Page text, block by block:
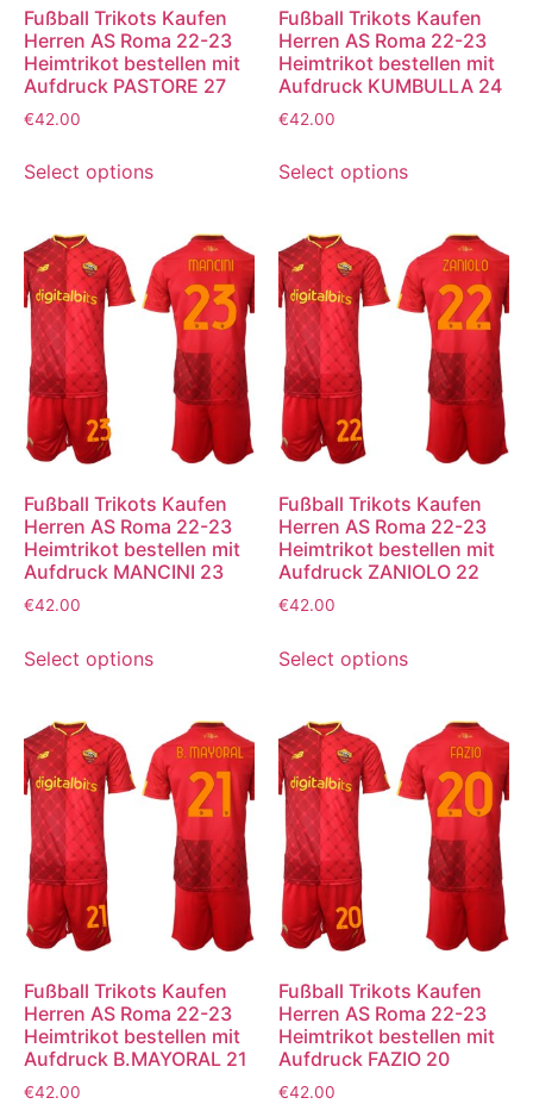
Fußball Trikots Kaufen
Herren AS Roma 22-23
Heimtrikot bestellen mit
Aufdruck PASTORE 27
€42.00
Select options
Fußball Trikots Kaufen
Herren AS Roma 22-23
Heimtrikot bestellen mit
Aufdruck KUMBULLA 24
€42.00
Select options
Fußball Trikots Kaufen
Herren AS Roma 22-23
Heimtrikot bestellen mit
Aufdruck MANCINI 23
€42.00
Select options
Fußball Trikots Kaufen
Herren AS Roma 22-23
Heimtrikot bestellen mit
Aufdruck ZANIOLO 22
€42.00
Select options
Fußball Trikots Kaufen
Herren AS Roma 22-23
Heimtrikot bestellen mit
Aufdruck B.MAYORAL 21
€42.00
Fußball Trikots Kaufen
Herren AS Roma 22-23
Heimtrikot bestellen mit
Aufdruck FAZIO 20
€42.00